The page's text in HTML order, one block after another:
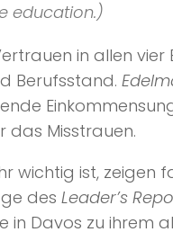
education.)
in allen vier
Berufsstand.
das Misstrauen.
wichtig ist,
des Leader’s
Davos zu ihrem